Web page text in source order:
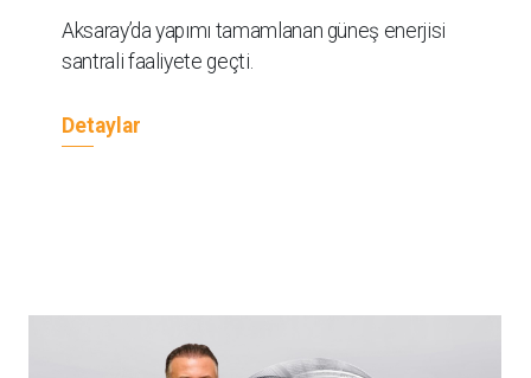
Aksaray’da yapımı tamamlanan güneş enerjisi
santrali faaliyete geçti.
Detaylar